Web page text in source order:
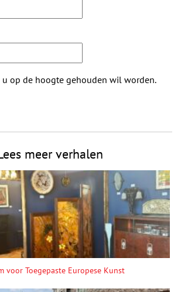
op de hoogte gehouden wil worden.
meer verhalen
voor Toegepaste Europese Kunst